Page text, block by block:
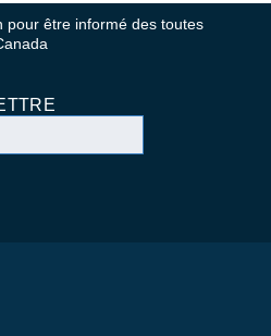
pour être informé des toutes